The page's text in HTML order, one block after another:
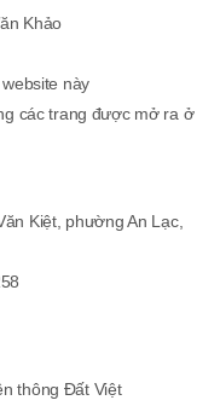
Khảo
này
các trang được mở ra ở
Kiệt, phường An Lạc,
thông Đất Việt